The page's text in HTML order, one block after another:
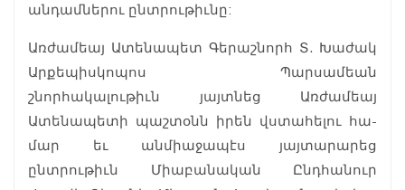
անդամներու ընտրութիւնը:
Առժամեայ Ատենապետ Գերաշնորհ Տ. Խաժակ
Արքեպիսկոպոս Պարսամեան
շնորհակալութիւն յայտնեց Առժամեայ
Ատենապետի պաշտօնն իրեն վստահելու հա-
մար եւ անմիաջապէս յայտարարեց
ընտրութիւն Միաբանական Ընդհանուր